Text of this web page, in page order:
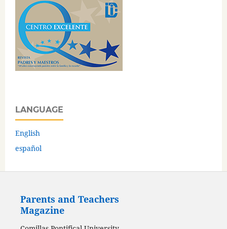
LANGUAGE
English
español
Parents and Teachers
Magazine